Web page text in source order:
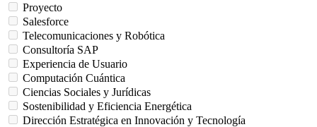
Proyecto
Salesforce
Telecomunicaciones y Robótica
Consultoría SAP
Experiencia de Usuario
Computación Cuántica
Ciencias Sociales y Jurídicas
Sostenibilidad y Eficiencia Energética
Dirección Estratégica en Innovación y Tecnología